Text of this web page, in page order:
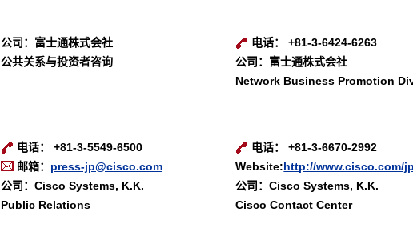
公司：富士通株式会社
公共关系与投资者咨询
电话： +81-3-6424-6263
公司：富士通株式会社
Network Business Promotion
电话： +81-3-5549-6500
邮箱： press-jp@cisco.com
公司：Cisco Systems, K.K.
Public Relations
电话： +81-3-6670-2992
Website:http://www.cisco.com/
公司：Cisco Systems, K.K.
Cisco Contact Center